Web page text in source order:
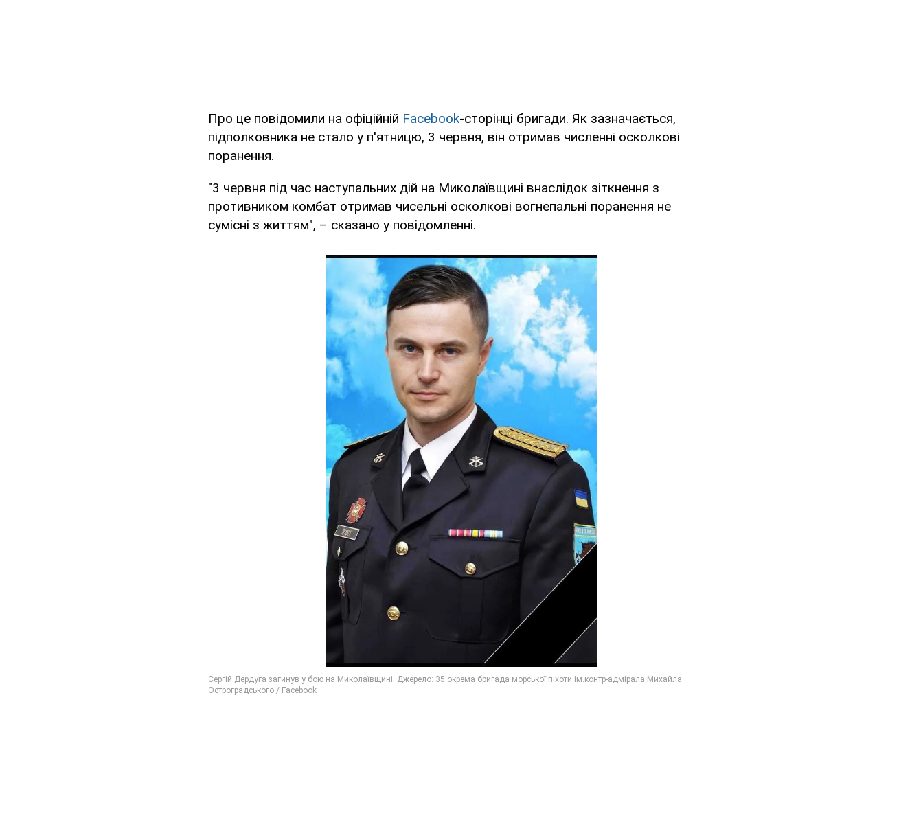
Про це повідомили на офіційній Facebook-сторінці бригади. Як зазначається,
підполковника не стало у п'ятницю, 3 червня, він отримав численні осколкові
поранення.
"3 червня під час наступальних дій на Миколаївщині внаслідок зіткнення з
противником комбат отримав чисельні осколкові вогнепальні поранення не
сумісні з життям", – сказано у повідомленні.